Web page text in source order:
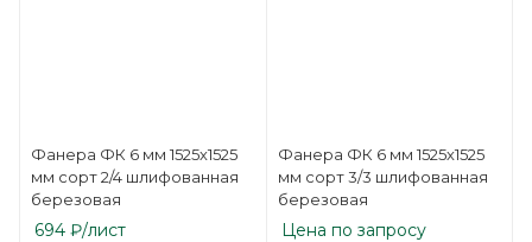
Фанера ФК 6 мм 1525х1525
мм сорт 2/4 шлифованная
березовая
694 ₽/лист
Фанера ФК 6 мм 1525х1525
мм сорт 3/3 шлифованная
березовая
Цена по запросу